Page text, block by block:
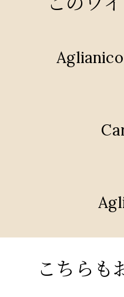
こちらも